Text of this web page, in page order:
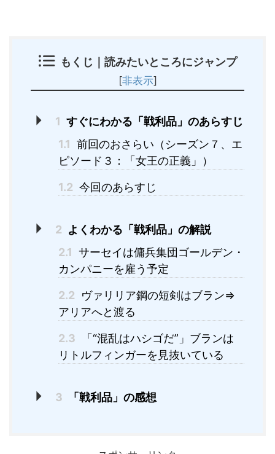
もくじ｜読みたいところにジャンプ
[非表示]
1 すぐにわかる「戦利品」のあらすじ
1.1 前回のおさらい（シーズン７、エ
ピソード３：「女王の正義」）
1.2 今回のあらすじ
2 よくわかる「戦利品」の解説
2.1 サーセイは傭兵集団ゴールデン・
カンパニーを雇う予定
2.2
ヴァリリア鋼の短剣はブラン⇒
アリアへと渡る
2.3
「“混乱はハシゴだ”」ブランは
リトルフィンガーを見抜いている
3 「戦利品」の感想